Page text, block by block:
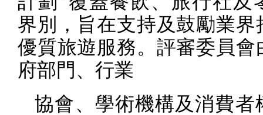
界別，旨在支持及鼓勵業界
優質旅遊服務。評審委員會
府部門、行業
協會、學術機構及消費者